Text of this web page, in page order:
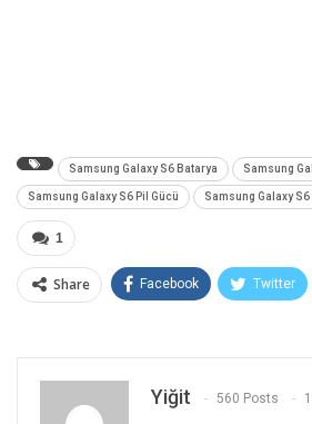
Samsung Galaxy S6 Batarya Samsung
Samsung Galaxy S6 Pil Gücü Samsung Galaxy
1
Share Facebook Twitter
Yiğit 560 Posts